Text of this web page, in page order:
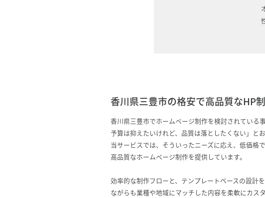
香川県三豊市の格安で高品質なHP
香川県三豊市でホームページ制作を検討されている
予算は抑えたいけれど、品質は落としたくない」と
当サービスでは、そういったニーズに応え、低価格
高品質なホームページ制作を提供しています。
効率的な制作フローと、テンプレートベースの設計
ながらも業種や地域にマッチした内容を柔軟にカス